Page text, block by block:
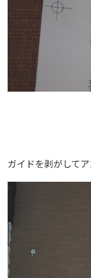
ガイドを剥がして